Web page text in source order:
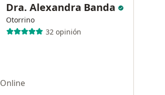
Dra. Alexandra Banda
Otorrino
32 opinión
Online